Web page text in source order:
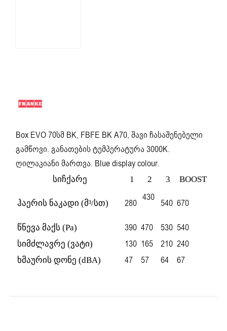
Box EVO 70სმ BK, FBFE BK A70, შავი ჩასაშენებელი
გამწოვი. განათების ტემპერატურა 3000K.
ღილაკიანი მართვა. Blue display colour.
სიჩქარე 1 2 3 BOOST
ჰაერის ნაკადი (მ³/სთ) 280
430
540 670
წნევა მაქს (Pa) 390 470 530 540
სიმძლავრე (ვატი) 130 165 210 240
ხმაურის დონე (dBA) 47 57 64 67